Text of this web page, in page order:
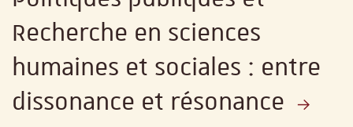
Recherche en sciences
humaines et sociales : entre
dissonance et résonance